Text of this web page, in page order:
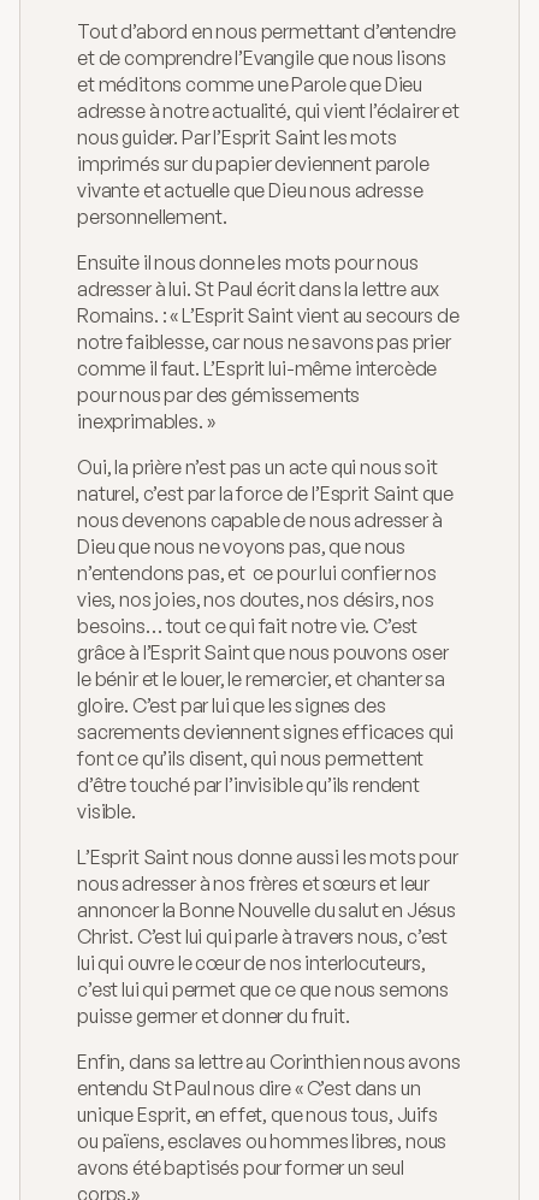
Tout d’abord en nous permettant d’entendre
et de comprendre l’Evangile que nous lisons
et méditons comme une Parole que Dieu
adresse à notre actualité, qui vient l’éclairer et
nous guider. Par l’Esprit Saint les mots
imprimés sur du papier deviennent parole
vivante et actuelle que Dieu nous adresse
personnellement.
Ensuite il nous donne les mots pour nous
adresser à lui. St Paul écrit dans la lettre aux
Romains. : « L’Esprit Saint vient au secours de
notre faiblesse, car nous ne savons pas prier
comme il faut. L’Esprit lui-même intercède
pour nous par des gémissements
inexprimables. »
Oui, la prière n’est pas un acte qui nous soit
naturel, c’est par la force de l’Esprit Saint que
nous devenons capable de nous adresser à
Dieu que nous ne voyons pas, que nous
n’entendons pas, et  ce pour lui confier nos
vies, nos joies, nos doutes, nos désirs, nos
besoins… tout ce qui fait notre vie. C’est
grâce à l’Esprit Saint que nous pouvons oser
le bénir et le louer, le remercier, et chanter sa
gloire. C’est par lui que les signes des
sacrements deviennent signes efficaces qui
font ce qu’ils disent, qui nous permettent
d’être touché par l’invisible qu’ils rendent
visible.
L’Esprit Saint nous donne aussi les mots pour
nous adresser à nos frères et sœurs et leur
annoncer la Bonne Nouvelle du salut en Jésus
Christ. C’est lui qui parle à travers nous, c’est
lui qui ouvre le cœur de nos interlocuteurs,
c’est lui qui permet que ce que nous semons
puisse germer et donner du fruit.
Enfin, dans sa lettre au Corinthien nous avons
entendu St Paul nous dire « C’est dans un
unique Esprit, en effet, que nous tous, Juifs
ou païens, esclaves ou hommes libres, nous
avons été baptisés pour former un seul
corps.»